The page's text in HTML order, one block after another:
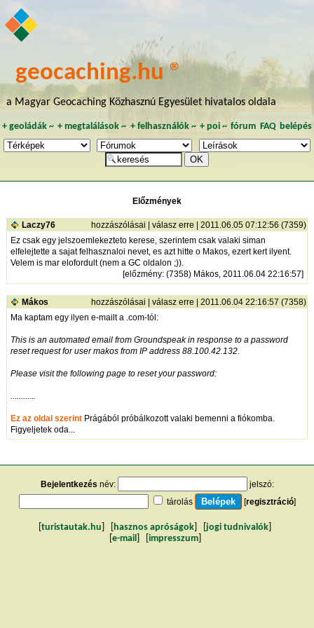
geocaching.hu ®
a Magyar Geocaching Közhasznú Egyesület hivatalos oldala
+ geoládák~ +megtalálások ~ + felhasználók~ + poi~ fórum FAQ belépés
Előzmények
Laczy76 hozzászólásai | válasz erre | 2011.06.05 07:12:56 (7359)
Ez csak egy jelszoemlekezteto kerese, szerintem csak valaki siman
elfelejtette a sajat felhasznaloi nevet, es azt hitte o Makos, ezert kert ilyent.
Velem is mar elofordult (nem a GC oldalon ;)).
[előzmény: (7358) Mákos, 2011.06.04 22:16:57]
Mákos hozzászólásai | válasz erre | 2011.06.04 22:16:57 (7358)
Ma kaptam egy ilyen e-mailt a .com-tól:
This is an automated email from Groundspeak in response to a password
reset request for user makos from IP address 88.100.42.132.
Please visit the following page to reset your password:
Ez az oldal szerintPrágából próbálkozott valaki bemenni a fiókomba.
Figyeljetek oda...
Bejelentkezés név:
jelszó:
tárolás
[regisztráció]
turistautak.hu hasznos apróságok jogi tudnivalók
e-mail impresszum]